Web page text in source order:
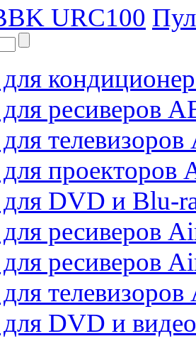
URC100
ресиверов
телевизоров
проекторов
DVD и Blu-
ресиверов
ресиверов
телевизоров
DVD и